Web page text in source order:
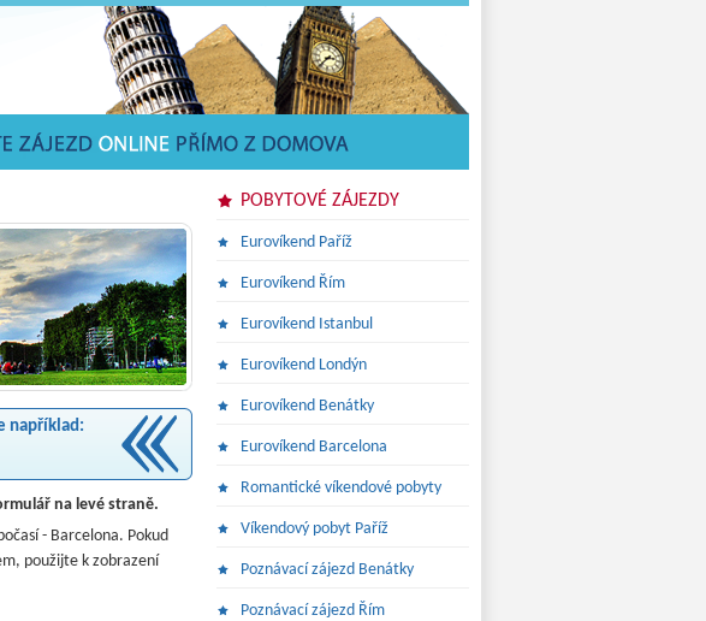
například:
na levé straně.
- Barcelona. Pokud
použijte k zobrazení
POBYTOVÉ ZÁJEZDY
Eurovíkend Paříž
Eurovíkend Řím
Eurovíkend Istanbul
Eurovíkend Londýn
Eurovíkend Benátky
Eurovíkend Barcelona
Romantické víkendové pobyty
Víkendový pobyt Paříž
Poznávací zájezd Benátky
Poznávací zájezd Řím